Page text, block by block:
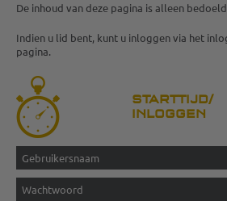
De inhoud van deze pagina is alleen
Indien u lid bent, kunt u inloggen via het
pagina.
STARTTIJD/
INLOGGEN